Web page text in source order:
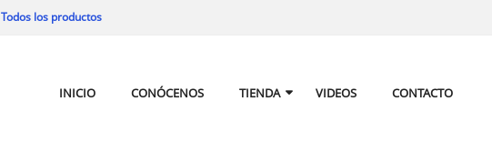
Todos los productos
INICIO CONÓCENOS TIENDA VIDEOS CONTACTO